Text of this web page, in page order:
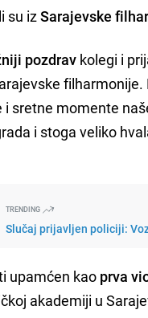
su izSarajevske
pozdrav kolegi i
i sretne momente
i stoga veliko
TRENDING
Slučaj prijavljen policiji:
upamćen kao prva
akademiji u